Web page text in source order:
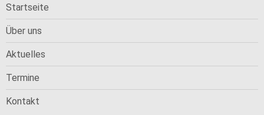
Startseite
Über uns
Aktuelles
Termine
Kontakt